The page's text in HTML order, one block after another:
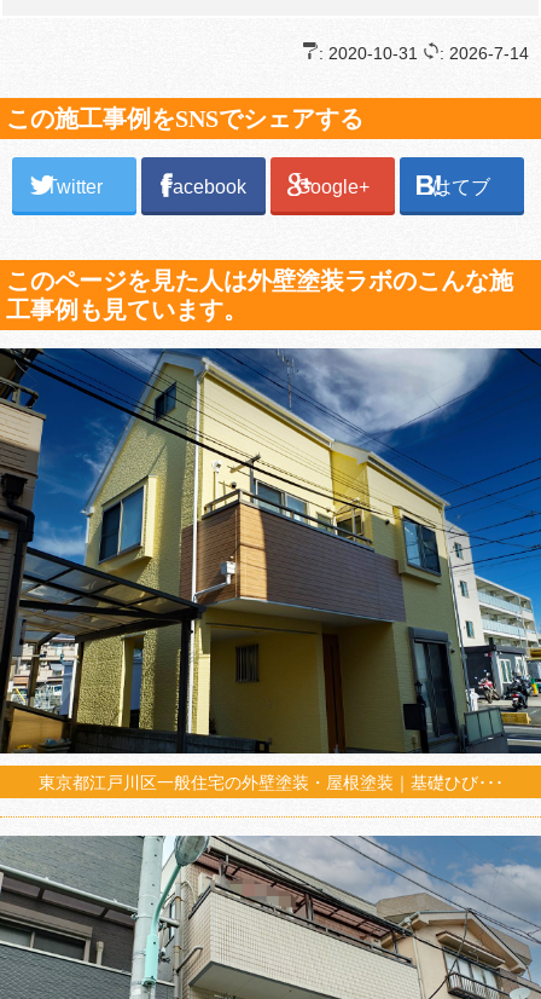
: 2020-10-31 : 2026-7-14
この施工事例をSNSでシェアする
Twitter Facebook Google+ はてブ
このページを見た人は外壁塗装ラボのこんな施
工事例も見ています。
東京都江戸川区一般住宅の外壁塗装・屋根塗装｜基礎ひび･･･